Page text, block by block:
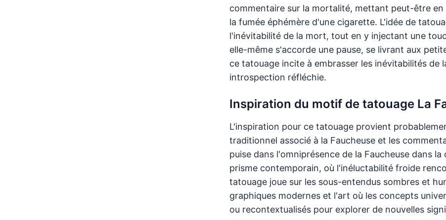
commentaire sur la mortalité, mettant peut-être
la fumée éphémère d'une cigarette. L'idée de
l'inévitabilité de la mort, tout en y injectant une
elle-même s'accorde une pause, se livrant aux
ce tatouage incite à embrasser les inévitabilités de
introspection réfléchie.
Inspiration du motif de tatouage La
L'inspiration pour ce tatouage provient
traditionnel associé à la Faucheuse et les
puise dans l'omniprésence de la Faucheuse dans
prisme contemporain, où l'inéluctabilité froide
tatouage joue sur les sous-entendus sombres et
graphiques modernes et l'art où les concepts
ou recontextualisés pour explorer de nouvelles